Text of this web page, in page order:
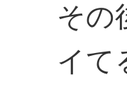
その
イて